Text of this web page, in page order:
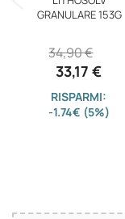
GRANULARE 153G
33,17 €
34,90 €
RISPARMI:
-1.74€ (5%)